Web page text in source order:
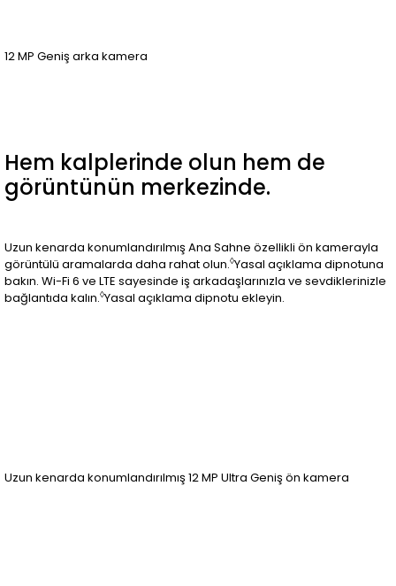
12 MP Geniş arka kamera
Hem kalplerinde olun hem de
görüntünün merkezinde.
Uzun kenarda konumlandırılmış Ana Sahne özellikli ön kamerayla
görüntülü aramalarda daha rahat olun.◊Yasal açıklama dipnotuna
bakın. Wi-Fi 6 ve LTE sayesinde iş arkadaşlarınızla ve sevdiklerinizle
bağlantıda kalın.◊Yasal açıklama dipnotu ekleyin.
Uzun kenarda konumlandırılmış 12 MP Ultra Geniş ön kamera